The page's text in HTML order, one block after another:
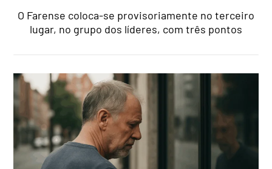
O Farense coloca-se provisoriamente no terceiro
lugar, no grupo dos líderes, com três pontos